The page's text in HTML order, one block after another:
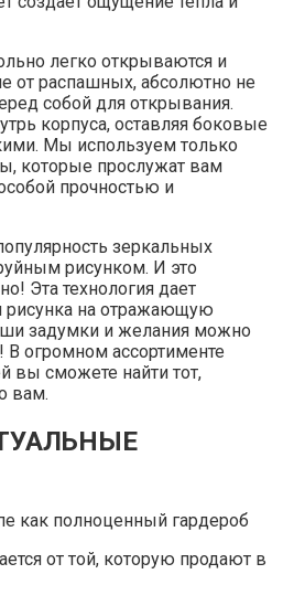
легко открываются и
от распашных, абсолютно не
собой для открывания.
корпуса, оставляя боковые
Мы используем только
которые прослужат вам
прочностью и
зеркальных
рисунком. И это
Эта технология дает
рисунка на отражающую
задумки и желания можно
В огромном ассортименте
вы сможете найти тот,
вам.
от той, которую продают в